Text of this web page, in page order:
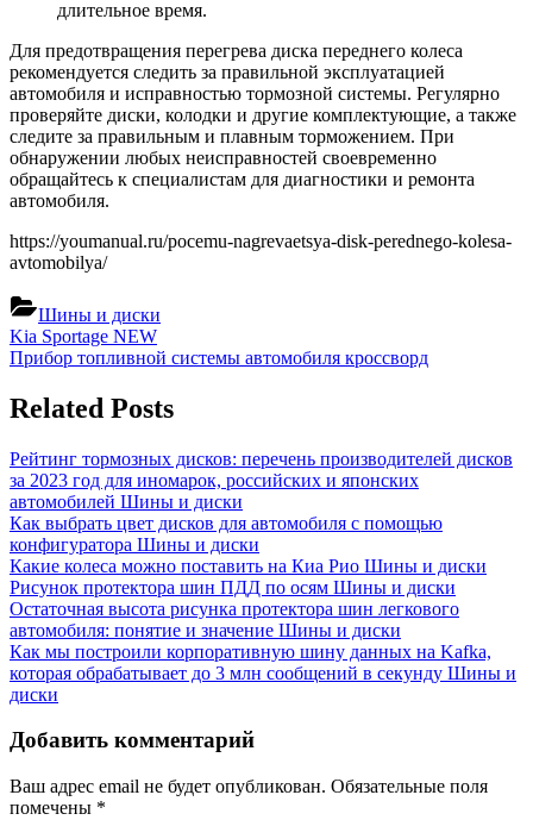
длительное время.
Для предотвращения перегрева диска переднего колеса
рекомендуется следить за правильной эксплуатацией
автомобиля и исправностью тормозной системы. Регулярно
проверяйте диски, колодки и другие комплектующие, а также
следите за правильным и плавным торможением. При
обнаружении любых неисправностей своевременно
обращайтесь к специалистам для диагностики и ремонта
автомобиля.
https://youmanual.ru/pocemu-nagrevaetsya-disk-perednego-kolesa-
avtomobilya/
Шины и диски
Навигация
по
записям
Previous
Post:
Kia Sportage NEW
Next
Прибор топливной системы автомобиля кроссворд
Related Posts
Рейтинг тормозных дисков: перечень производителей дисков
за 2023 год для иномарок, российских и японских
автомобилей Шины и диски
Как выбрать цвет дисков для автомобиля с помощью
конфигуратора Шины и диски
Какие колеса можно поставить на Киа Рио Шины и диски
Рисунок протектора шин ПДД по осям Шины и диски
Остаточная высота рисунка протектора шин легкового
автомобиля: понятие и значение Шины и диски
Как мы построили корпоративную шину данных на Kafka,
которая обрабатывает до 3 млн сообщений в секунду Шины и
диски
Добавить комментарий
Ваш адрес email не будет опубликован. Обязательные поля
помечены *